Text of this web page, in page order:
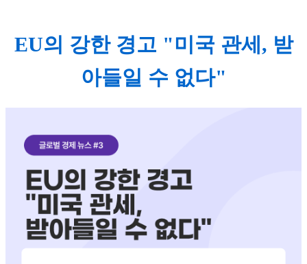
EU의 강한 경고 "미국 관세, 받
아들일 수 없다"